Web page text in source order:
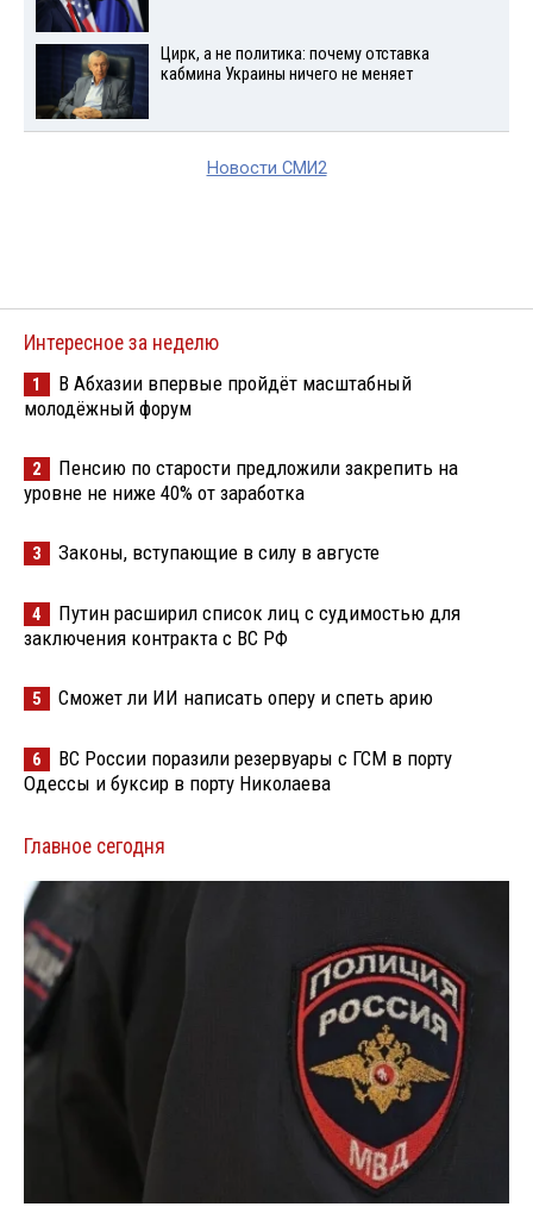
Цирк, а не политика: почему отставка
кабмина Украины ничего не меняет
Новости СМИ2
Интересное за неделю
1
В Абхазии впервые пройдёт масштабный
молодёжный форум
2
Пенсию по старости предложили закрепить на
уровне не ниже 40% от заработка
3 Законы, вступающие в силу в августе
4
Путин расширил список лиц с судимостью для
заключения контракта с ВС РФ
5 Сможет ли ИИ написать оперу и спеть арию
6
ВС России поразили резервуары с ГСМ в порту
Одессы и буксир в порту Николаева
Главное сегодня